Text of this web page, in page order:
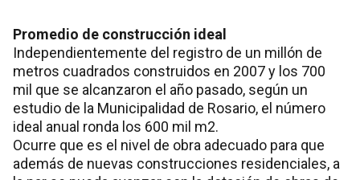
Promedio de construcción ideal
Independientemente del registro de un millón de
metros cuadrados construidos en 2007 y los 700
mil que se alcanzaron el año pasado, según un
estudio de la Municipalidad de Rosario, el número
ideal anual ronda los 600 mil m2.
Ocurre que es el nivel de obra adecuado para que
además de nuevas construcciones residenciales, a